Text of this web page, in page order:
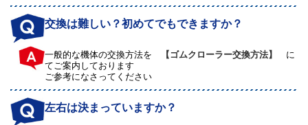
交換は難しい？初めてでもできますか？
一般的な機体の交換方法を 【ゴムクローラー交換方法】
に
てご案内しております
ご参考になさってください
左右は決まっていますか？